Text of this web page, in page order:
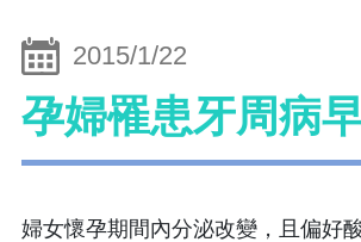
2015/1/22
孕婦罹患牙周病
婦女懷孕期間內分泌改變，且偏好